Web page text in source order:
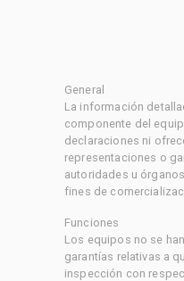
General
La información
componente del
declaraciones ni
representaciones o
autoridades u
fines de
Funciones
Los equipos no se
garantías relativas a
inspección con